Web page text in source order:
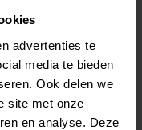
advertenties te
media te bieden
Ook delen we
site met onze
en analyse. Deze
heeft ook een
het onderwijs
Onze aanpak
betere
begeleiding